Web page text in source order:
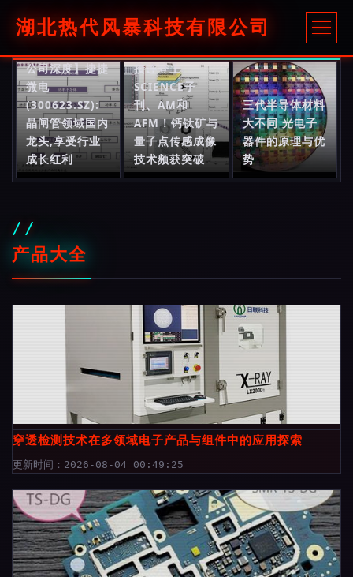
湖北热代风暴科技有限公司
公司深度】捷捷
微电
(300623.SZ):
晶闸管领域国内
龙头,享受行业
成长红利
接连登上
SCIENCE子
刊、AM和
AFM！钙钛矿与
量子点传感成像
技术频获突破
三代半导体材料
大不同 光电子
器件的原理与优
势
产品大全
穿透检测技术在多领域电子产品与组件中的应用探索
更新时间：2026-08-04 00:49:25